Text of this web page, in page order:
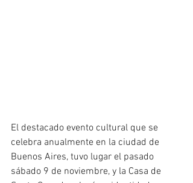
El destacado evento cultural que se
celebra anualmente en la ciudad de
Buenos Aires, tuvo lugar el pasado
sábado 9 de noviembre, y la Casa de